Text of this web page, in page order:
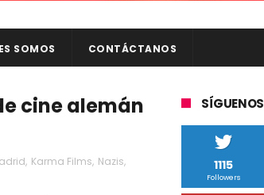
SOMOS CONTÁCTANOS
cine alemán
, Karma Films, Nazis,
SÍGUENOS
1115
Followers